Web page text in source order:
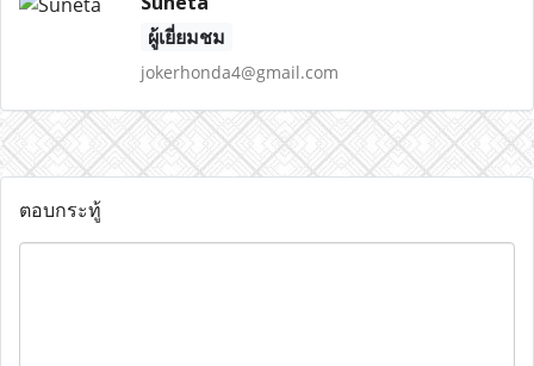
ผู้เยี่ยมชม
jokerhonda4@gmail.com
ตอบกระทู้